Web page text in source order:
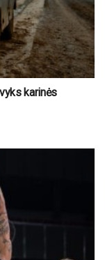
karinės